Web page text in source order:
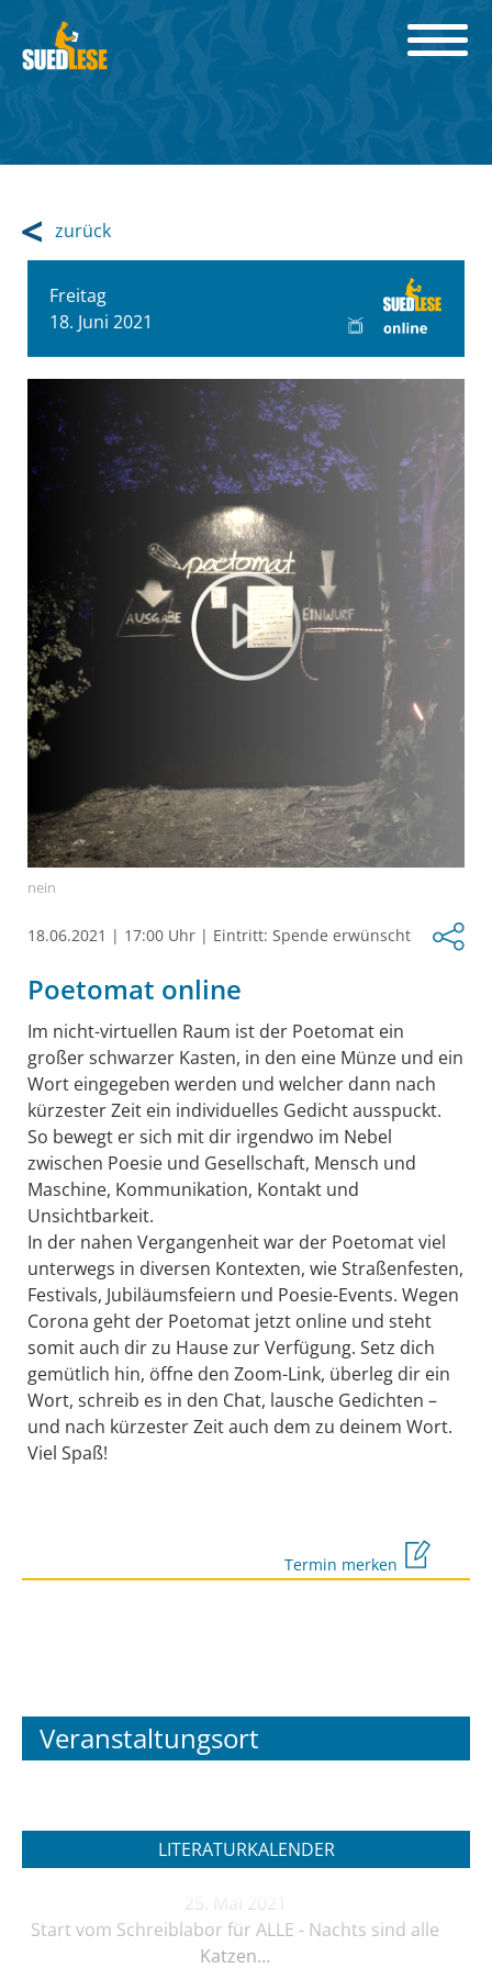
zurück
Freitag
18. Juni 2021
nein
18.06.2021 | 17:00 Uhr | Eintritt: Spende erwünscht
Poetomat online
Im nicht-virtuellen Raum ist der Poetomat ein
großer schwarzer Kasten, in den eine Münze und ein
Wort eingegeben werden und welcher dann nach
kürzester Zeit ein individuelles Gedicht ausspuckt.
So bewegt er sich mit dir irgendwo im Nebel
zwischen Poesie und Gesellschaft, Mensch und
Maschine, Kommunikation, Kontakt und
Unsichtbarkeit.
In der nahen Vergangenheit war der Poetomat viel
unterwegs in diversen Kontexten, wie Straßenfesten,
Festivals, Jubiläumsfeiern und Poesie-Events. Wegen
Corona geht der Poetomat jetzt online und steht
somit auch dir zu Hause zur Verfügung. Setz dich
gemütlich hin, öffne den Zoom-Link, überleg dir ein
Wort, schreib es in den Chat, lausche Gedichten –
und nach kürzester Zeit auch dem zu deinem Wort.
Viel Spaß!
Termin merken
Veranstaltungsort
LITERATURKALENDER
25. Mai 2021
Start vom Schreiblabor für ALLE - Nachts sind alle
Katzen…